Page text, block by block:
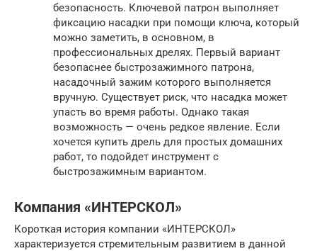
безопасность. Ключевой патрон выполняет
фиксацию насадки при помощи ключа, который
можно заметить, в основном, в
профессиональных дрелях. Первый вариант
безопаснее быстрозажимного патрона,
насадочный зажим которого выполняется
вручную. Существует риск, что насадка может
упасть во время работы. Однако такая
возможность — очень редкое явление. Если
хочется купить дрель для простых домашних
работ, то подойдет инструмент с
быстрозажимным вариантом.
Компания «ИНТЕРСКОЛ»
Короткая история компании «ИНТЕРСКОЛ»
характеризуется стремительным развитием в данной